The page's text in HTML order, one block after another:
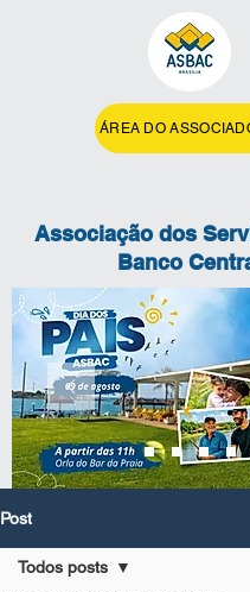
ÁREA DO
Associação dos
Banco
Post
Todos posts